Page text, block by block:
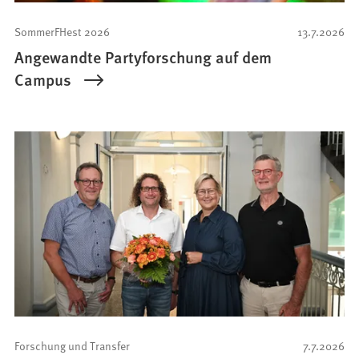
13.7.2026
SommerFHest 2026
Angewandte Partyforschung auf dem
Campus
7.7.2026
Forschung und Transfer